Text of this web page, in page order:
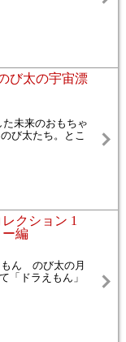
び太の宇宙漂
未来のおもちゃ
び太たち。とこ
クション 1
編
もん のび太の月
「ドラえもん」